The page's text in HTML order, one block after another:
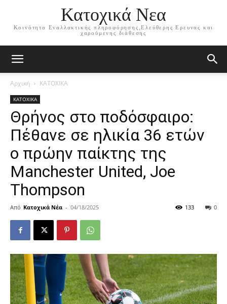
Κατοχικά Νεα
Κοινότητα Εναλλακτικής πληροφόρησης,Ελεύθερης Ερευνας και
χαρούμενης διάθεσης
Αρχική ΚΑΤΟΧΙΚΑ
ΚΑΤΟΧΙΚΑ
Θρήνος στο ποδόσφαιρο:
Πέθανε σε ηλικία 36 ετών
o πρώην παίκτης της
Manchester United, Joe
Thompson
Από Κατοχικά Νέα - 04/18/2025 0
133